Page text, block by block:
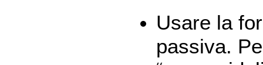
Usare la
passiva.